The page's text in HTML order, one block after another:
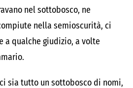
nel sottobosco, ne
nella semioscurità, ci
a qualche giudizio, a volte
sia tutto un sottobosco di nomi,